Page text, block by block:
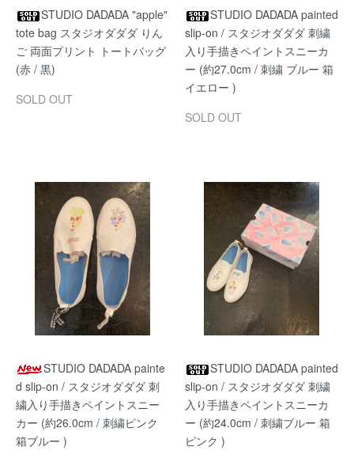
STUDIO DADADA "apple"
tote bag スタジオダダダ りん
ご 両面プリント トートバッグ
(赤 / 黒)
SOLD OUT
STUDIO DADADA painted
slip-on / スタジオダダダ 刺繍
入り手描きペイントスニーカ
ー (約27.0cm / 刺繍 ブルー 箱
イエロー )
SOLD OUT
STUDIO DADADA painte
d slip-on / スタジオダダダ 刺
繍入り手描きペイントスニー
カー (約26.0cm / 刺繍ピンク
箱ブルー )
STUDIO DADADA painted
slip-on / スタジオダダダ 刺繍
入り手描きペイントスニーカ
ー (約24.0cm / 刺繍ブルー 箱
ピンク )